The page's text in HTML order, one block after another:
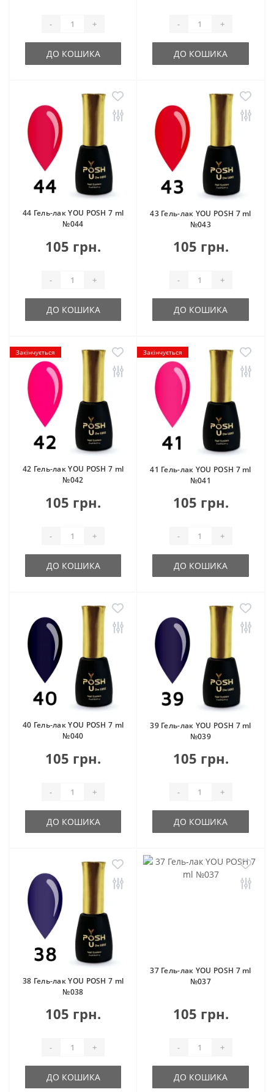
- +
ДО КОШИКА
- +
ДО КОШИКА
44 Гель-лак YOU POSH 7 ml
№044
105 грн.
- +
ДО КОШИКА
43 Гель-лак YOU POSH 7 ml
№043
105 грн.
- +
ДО КОШИКА
Закінчується
42 Гель-лак YOU POSH 7 ml
№042
105 грн.
- +
ДО КОШИКА
Закінчується
41 Гель-лак YOU POSH 7 ml
№041
105 грн.
- +
ДО КОШИКА
40 Гель-лак YOU POSH 7 ml
№040
105 грн.
- +
ДО КОШИКА
39 Гель-лак YOU POSH 7 ml
№039
105 грн.
- +
ДО КОШИКА
38 Гель-лак YOU POSH 7 ml
№038
105 грн.
- +
ДО КОШИКА
37 Гель-лак YOU POSH 7 ml
№037
105 грн.
- +
ДО КОШИКА